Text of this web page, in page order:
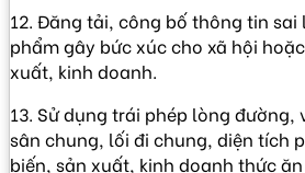
12. Đăng tải, công bố thông tin
phẩm gây bức xúc cho xã hội
xuất, kinh doanh.
13. Sử dụng trái phép lòng đường,
sân chung, lối đi chung, diện tích
biến, sản xuất, kinh doanh thức